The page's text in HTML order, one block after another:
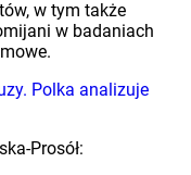
w tym także
w badaniach
Polka analizuje
Prosół: